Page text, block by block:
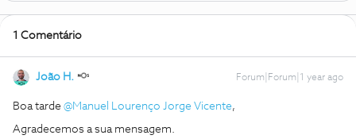
1 Comentário
João H. Forum|Forum|1 year ago
Boa tarde ​ @Manuel Lourenço Jorge Vicente,
Agradecemos a sua mensagem.